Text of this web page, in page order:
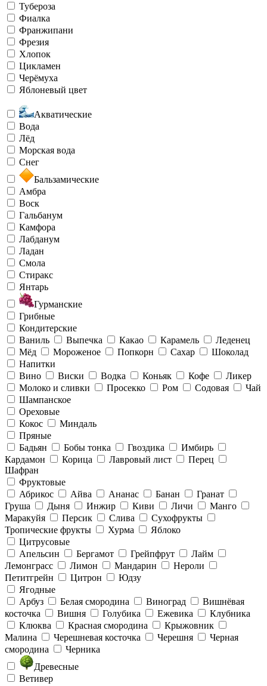
Тубероза
Фиалка
Франжипани
Фрезия
Хлопок
Цикламен
Черёмуха
Яблоневый цвет
Акватические
Вода
Лёд
Морская вода
Снег
Бальзамические
Амбра
Воск
Гальбанум
Камфора
Лабданум
Ладан
Смола
Стиракс
Янтарь
Гурманские
Грибные
Кондитерские
Ваниль
Выпечка Какао Карамель
Леденец
Мёд
Мороженое Попкорн Сахар
Шоколад
Напитки
Вино
Виски Водка Коньяк Кофе
Ликер
Молоко и сливки
Просекко Ром Содовая
Чай
Шампанское
Ореховые
Кокос
Миндаль
Пряные
Бадьян
Бобы тонка Гвоздика
Имбирь
Кардамон
Корица Лавровый лист
Перец
Шафран
Фруктовые
Абрикос
Айва Ананас Банан
Гранат
Груша
Дыня Инжир Киви Личи
Манго
Маракуйя
Персик Слива
Сухофрукты
Тропические фрукты
Хурма
Яблоко
Цитрусовые
Апельсин
Бергамот Грейпфрут
Лайм
Лемонграсс
Лимон Мандарин
Нероли
Петитгрейн
Цитрон
Юдзу
Ягодные
Арбуз
Белая смородина Виноград
Вишнёвая
косточка
Вишня Голубика Ежевика
Клубника
Клюква
Красная смородина
Крыжовник
Малина
Черешневая косточка Черешня
Черная
смородина
Черника
Древесные
Ветивер